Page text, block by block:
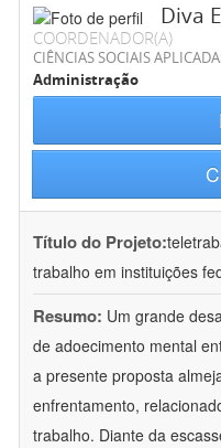
Diva
COORDENADOR(A)
CIÊNCIAS SOCIAIS
Administração
Título do Projeto:
trabalho em instituições
Resumo: Um grande
de adoecimento mental
a presente proposta
enfrentamento,
trabalho. Diante da